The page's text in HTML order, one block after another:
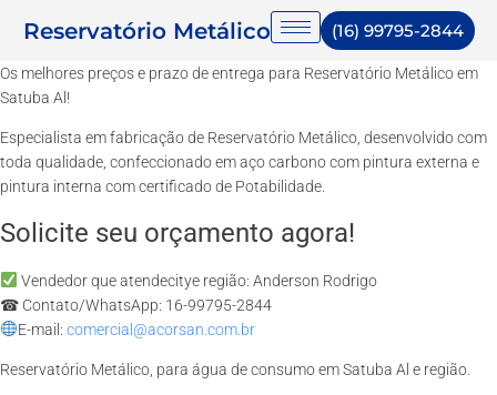
Reservatório Metálico (16) 99795-2844
Os melhores preços e prazo de entrega para Reservatório Metálico em
Satuba Al!
Especialista em fabricação de Reservatório Metálico, desenvolvido com
toda qualidade, confeccionado em aço carbono com pintura externa e
pintura interna com certificado de Potabilidade.
Solicite seu orçamento agora!
Vendedor que atendecitye região: Anderson Rodrigo
☎ Contato/WhatsApp: 16-99795-2844
E-mail: comercial@acorsan.com.br
Reservatório Metálico, para água de consumo em Satuba Al e região.